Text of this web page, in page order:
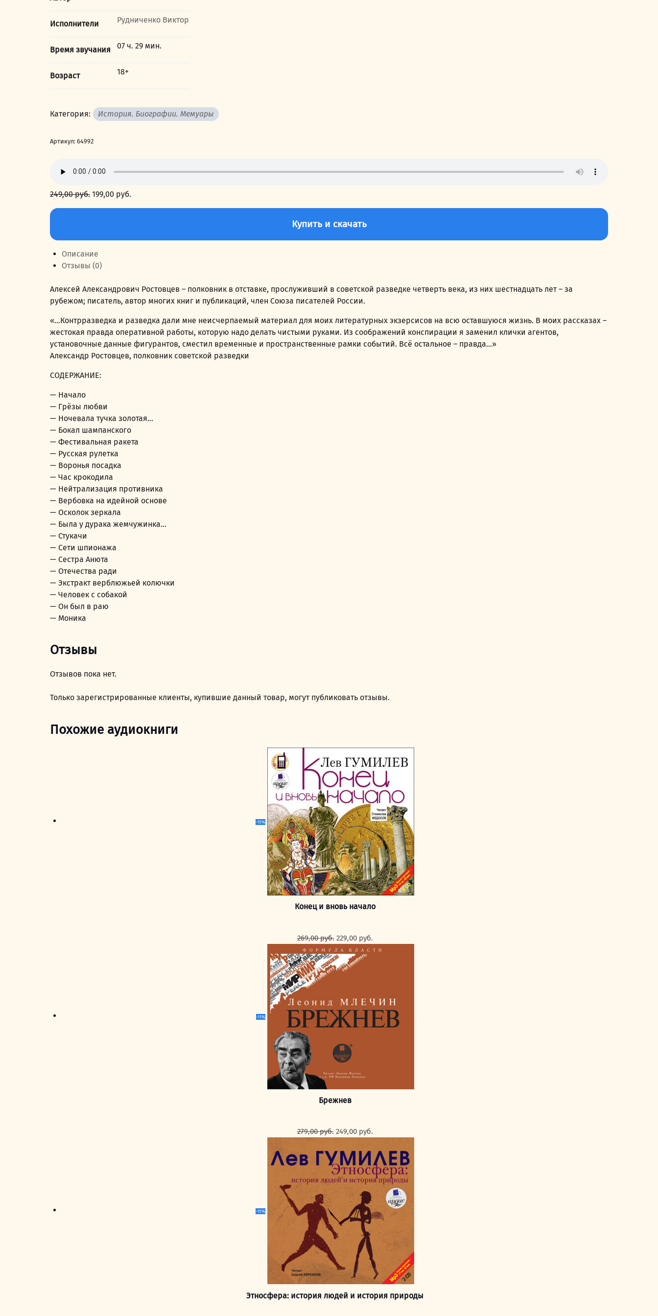
Исполнители Рудниченко Виктор
Время звучания 07 ч. 29 мин.
Возраст 18+
Категория: История. Биографии. Мемуары
Артикул: 64992
249,00руб. Первоначальная
199,00 руб.
Количество
Полковник
Купить и скачать
Описание
Отзывы (0)
Алексей Александрович Ростовцев – полковник в отставке, прослуживший в советской разведке четверть века, из них шестнадцать лет – за
рубежом; писатель, автор многих книг и публикаций, член Союза писателей России.
«…Контрразведка и разведка дали мне неисчерпаемый материал для моих литературных экзерсисов на всю оставшуюся жизнь. В моих рассказах –
жестокая правда оперативной работы, которую надо делать чистыми руками. Из соображений конспирации я заменил клички агентов,
установочные данные фигурантов, сместил временные и пространственные рамки событий. Всё остальное – правда…»
Александр Ростовцев, полковник советской разведки
СОДЕРЖАНИЕ:
— Начало
— Грёзы любви
— Ночевала тучка золотая…
— Бокал шампанского
— Фестивальная ракета
— Русская рулетка
— Воронья посадка
— Час крокодила
— Нейтрализация противника
— Вербовка на идейной основе
— Осколок зеркала
— Была у дурака жемчужинка…
— Стукачи
— Сети шпионажа
— Сестра Анюта
— Отечества ради
— Экстракт верблюжьей колючки
— Человек с собакой
— Он был в раю
— Моника
Отзывы
Отзывов пока нет.
Только зарегистрированные клиенты, купившие данный товар, могут публиковать отзывы.
Похожие аудиокниги
-15%
Конец и вновь начало
269,00руб. Первоначальная
цена
составляла
269,00 руб..
229,00 руб.
цена:
-11%
Брежнев
279,00руб. Первоначальная
составляла
279,00 руб..
249,00 руб.
249,00 руб..
-15%
Этносфера: история людей и история природы